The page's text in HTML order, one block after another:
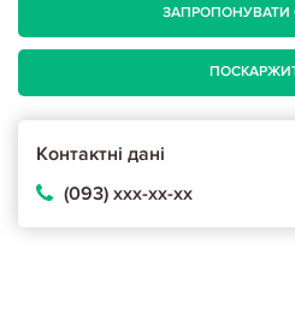
ЗАПРОПОНУВАТИ
Контактні дані
(093) ххх-хх-хх